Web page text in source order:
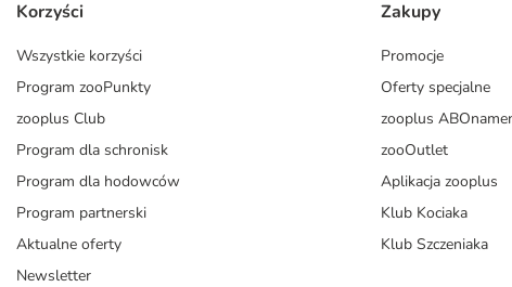
Korzyści
Wszystkie korzyści
Program zooPunkty
zooplus Club
Program dla schronisk
Program dla hodowców
Program partnerski
Aktualne oferty
Newsletter
Zakupy
Promocje
Oferty specjalne
zooplus
zooOutlet
Aplikacja zooplus
Klub Kociaka
Klub Szczeniaka